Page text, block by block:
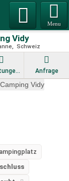
Menu
Vidy
Schweiz
Bewertungen Anfrage